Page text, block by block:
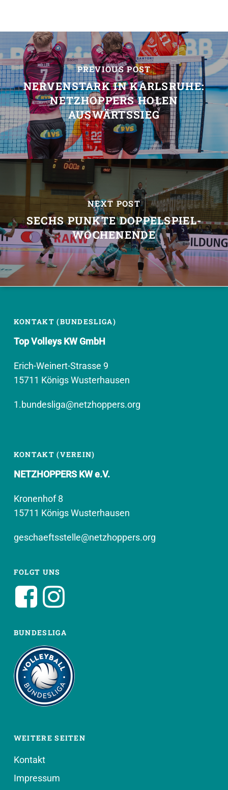
PREVIOUS POST
NERVENSTARK IN KARLSRUHE:
NETZHOPPERS HOLEN
AUSWÄRTSSIEG
NEXT POST
SECHS PUNKTE DOPPELSPIEL-
WOCHENENDE
KONTAKT (BUNDESLIGA)
Top Volleys KW GmbH
Erich-Weinert-Strasse 9
15711 Königs Wusterhausen
1.bundesliga@netzhoppers.org
KONTAKT (VEREIN)
NETZHOPPERS KW e.V.
Kronenhof 8
15711 Königs Wusterhausen
geschaeftsstelle@netzhoppers.org
FOLGT UNS
BUNDESLIGA
WEITERE SEITEN
Kontakt
Impressum